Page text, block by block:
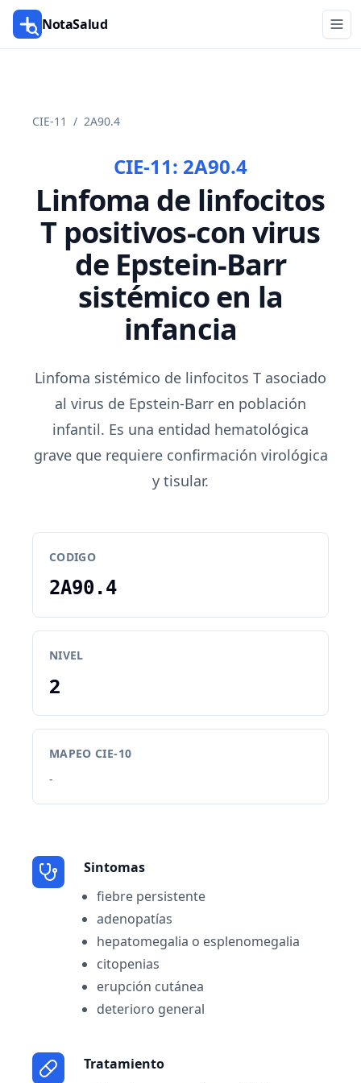
NotaSalud
CIE-11 / 2A90.4
CIE-11: 2A90.4
Linfoma de linfocitos
T positivos-con virus
de Epstein-Barr
sistémico en la
infancia
Linfoma sistémico de linfocitos T asociado
al virus de Epstein-Barr en población
infantil. Es una entidad hematológica
grave que requiere confirmación virológica
y tisular.
CODIGO
2A90.4
NIVEL
2
MAPEO CIE-10
-
Sintomas
fiebre persistente
adenopatías
hepatomegalia o esplenomegalia
citopenias
erupción cutánea
deterioro general
Tratamiento